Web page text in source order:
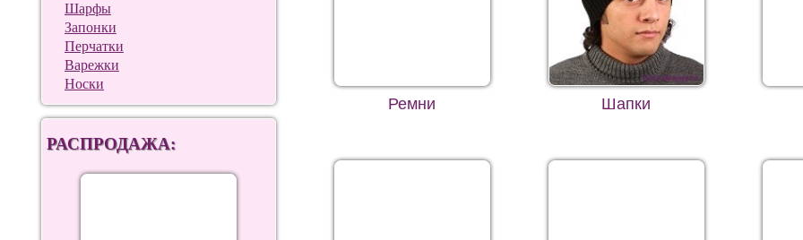
Шарфы
Запонки
Перчатки
Варежки
Носки
РАСПРОДАЖА:
Ремни Шапки